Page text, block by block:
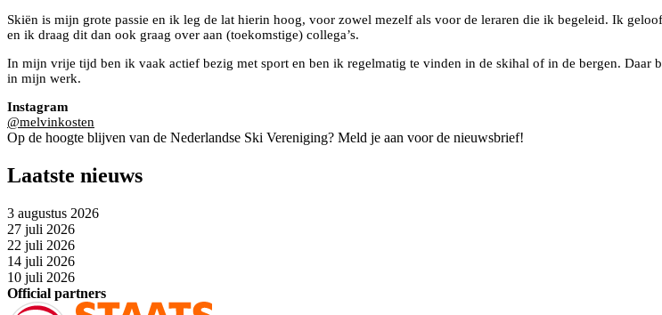
Skiën is mijn grote passie en ik leg de lat hierin hoog, voor zowel mezelf als voor de leraren die ik begeleid. Ik
en ik draag dit dan ook graag over aan (toekomstige) collega’s.
In mijn vrije tijd ben ik vaak actief bezig met sport en ben ik regelmatig te vinden in de skihal of in de bergen.
in mijn werk.
Instagram
@melvinkosten
Op de hoogte blijven van de Nederlandse Ski Vereniging? Meld je aan voor de nieuwsbrief!
Laatste nieuws
3 augustus 2026
27 juli 2026
22 juli 2026
14 juli 2026
10 juli 2026
Official partners